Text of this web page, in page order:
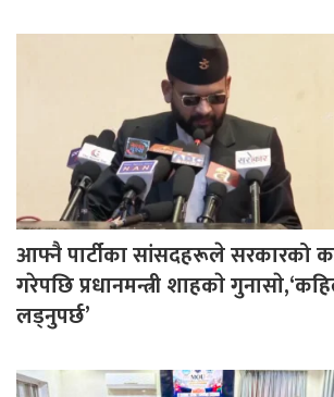
आफ्नै पार्टीका सांसदहरूले सरकारको
गरेपछि प्रधानमन्त्री शाहकाे
लड्नुपर्छ’